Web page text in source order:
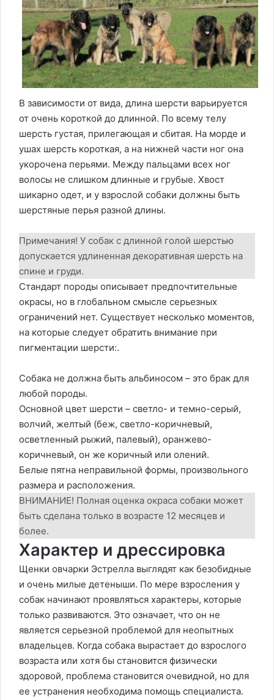
В зависимости от вида, длина шерсти варьируется
от очень короткой до длинной. По всему телу
шерсть густая, прилегающая и сбитая. На морде и
ушах шерсть короткая, а на нижней части ног она
укорочена перьями. Между пальцами всех ног
волосы не слишком длинные и грубые. Хвост
шикарно одет, и у взрослой собаки должны быть
шерстяные перья разной длины.
Примечания! У собак с длинной голой шерстью
допускается удлиненная декоративная шерсть на
спине и груди.
Стандарт породы описывает предпочтительные
окрасы, но в глобальном смысле серьезных
ограничений нет. Существует несколько моментов,
на которые следует обратить внимание при
пигментации шерсти:.
Собака не должна быть альбиносом – это брак для
любой породы.
Основной цвет шерсти – светло- и темно-серый,
волчий, желтый (беж, светло-коричневый,
осветленный рыжий, палевый), оранжево-
коричневый, он же коричный или олений.
Белые пятна неправильной формы, произвольного
размера и расположения.
ВНИМАНИЕ! Полная оценка окраса собаки может
быть сделана только в возрасте 12 месяцев и
более.
Характер и дрессировка
Щенки овчарки Эстрелла выглядят как безобидные
и очень милые детеныши. По мере взросления у
собак начинают проявляться характеры, которые
только развиваются. Это означает, что он не
является серьезной проблемой для неопытных
владельцев. Когда собака вырастает до взрослого
возраста или хотя бы становится физически
здоровой, проблема становится очевидной, но для
ее устранения необходима помощь специалиста.